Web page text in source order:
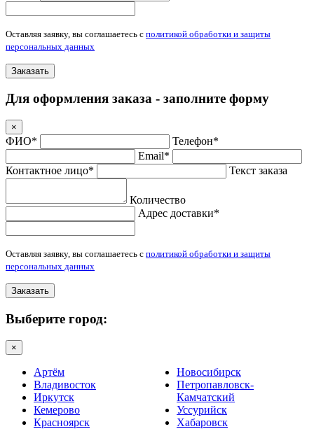
Оставляя заявку, вы соглашаетесь с политикой обработки и защиты
персональных данных
Заказать
Для оформления заказа - заполните форму
×
ФИО*
Телефон*
Email*
Контактное лицо*
Текст заказа
Количество
Адрес доставки*
Оставляя заявку, вы соглашаетесь с политикой обработки и защиты
персональных данных
Заказать
Выберите город:
×
Артём
Владивосток
Иркутск
Кемерово
Красноярск
Новосибирск
Петропавловск-
Камчатский
Уссурийск
Хабаровск